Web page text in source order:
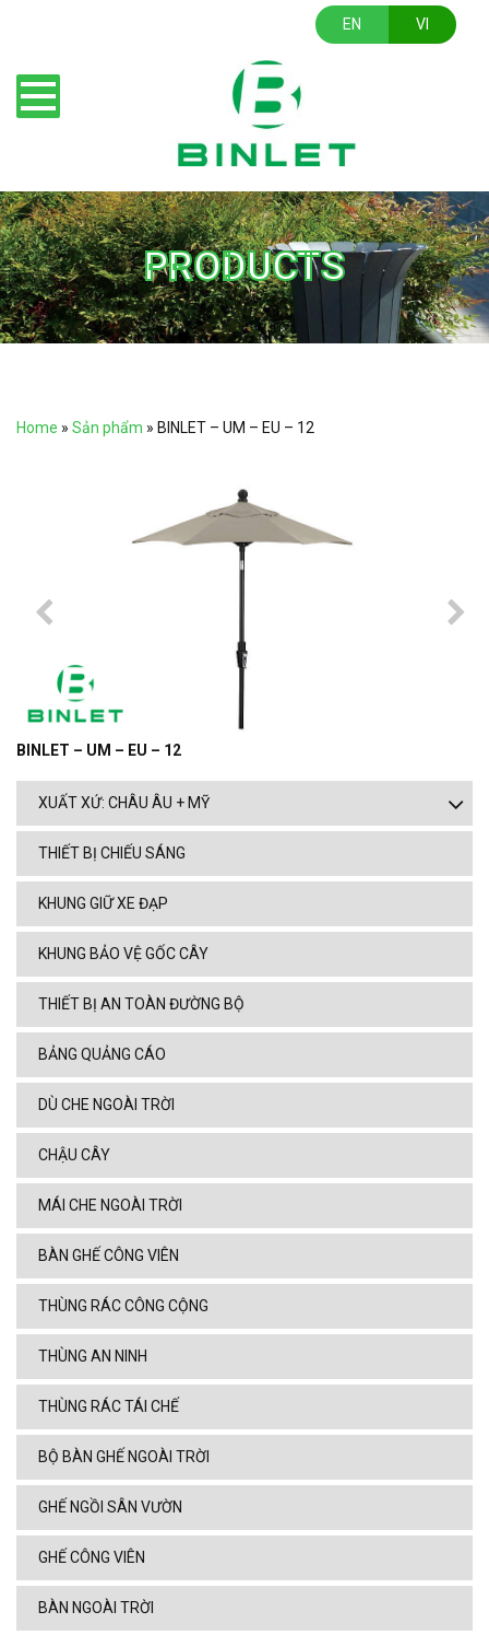
EN VI
PRODUCTS
Home » Sản phẩm » BINLET – UM – EU – 12
BINLET – UM – EU – 12
XUẤT XỨ: CHÂU ÂU + MỸ
THIẾT BỊ CHIẾU SÁNG
KHUNG GIỮ XE ĐẠP
KHUNG BẢO VỆ GỐC CÂY
THIẾT BỊ AN TOÀN ĐƯỜNG BỘ
BẢNG QUẢNG CÁO
DÙ CHE NGOÀI TRỜI
CHẬU CÂY
MÁI CHE NGOÀI TRỜI
BÀN GHẾ CÔNG VIÊN
THÙNG RÁC CÔNG CỘNG
THÙNG AN NINH
THÙNG RÁC TÁI CHẾ
BỘ BÀN GHẾ NGOÀI TRỜI
GHẾ NGỒI SÂN VƯỜN
GHẾ CÔNG VIÊN
BÀN NGOÀI TRỜI